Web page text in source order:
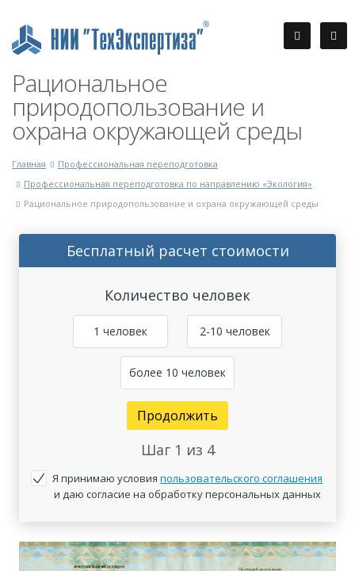
Рациональное
природопользование и
охрана окружающей среды
Главная
Профессиональная переподготовка
Профессиональная переподготовка по направлению «Экология»
Рациональное природопользование и охрана окружающей среды
Бесплатный расчет стоимости
Количество человек
1 человек 2-10 человек
более 10 человек
Продолжить
Шаг 1 из 4
Я принимаю условия пользовательского соглашения
и даю согласие на обработку персональных данных